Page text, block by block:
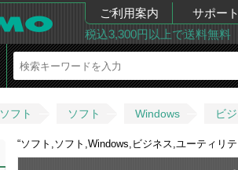
ご利用案内 サポート
税込3,300円以上で送料無料
ソフト ソフト Windows ビ
“ソフト,ソフト,Windows,ビジネス,ユーティリ